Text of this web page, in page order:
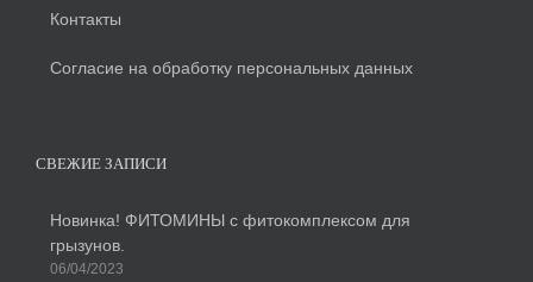
Контакты
Согласие на обработку персональных данных
СВЕЖИЕ ЗАПИСИ
Новинка! ФИТОМИНЫ с фитокомплексом для
грызунов.
06/04/2023